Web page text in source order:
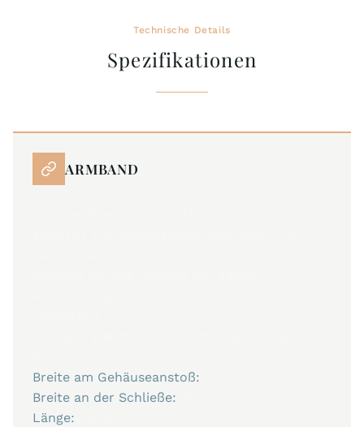
Technische Details
Spezifikationen
ARMBAND
Breite am Gehäuseanstoß:
Breite an der Schließe:
Länge: